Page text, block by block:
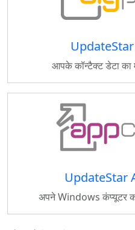
आपके कॉन्टैक्ट डेटा का
UpdateStar
अपने Windows कंप्यूटर